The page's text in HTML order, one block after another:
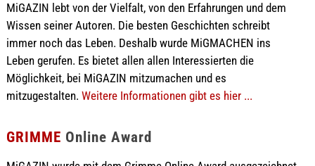
MiGAZIN lebt von der Vielfalt, von den Erfahrungen und dem
Wissen seiner Autoren. Die besten Geschichten schreibt
immer noch das Leben. Deshalb wurde MiGMACHEN ins
Leben gerufen. Es bietet allen allen Interessierten die
Möglichkeit, bei MiGAZIN mitzumachen und es
mitzugestalten. Weitere Informationen gibt es hier ...
GRIMME Online Award